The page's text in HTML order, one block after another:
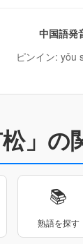
中国語発
ピンイン: yǒu
松」
📚
熟語を探す